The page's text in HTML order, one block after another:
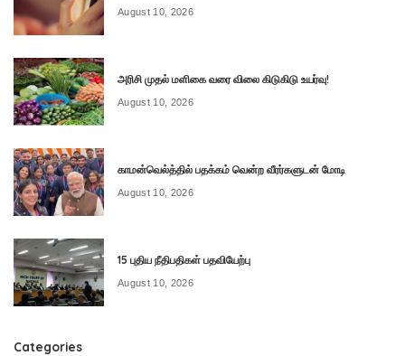
August 10, 2026
அரிசி முதல் மளிகை வரை விலை கிடுகிடு உயர்வு!
August 10, 2026
காமன்வெல்த்தில் பதக்கம் வென்ற வீரர்களுடன் மோடி
August 10, 2026
15 புதிய நீதிபதிகள் பதவியேற்பு
August 10, 2026
Categories